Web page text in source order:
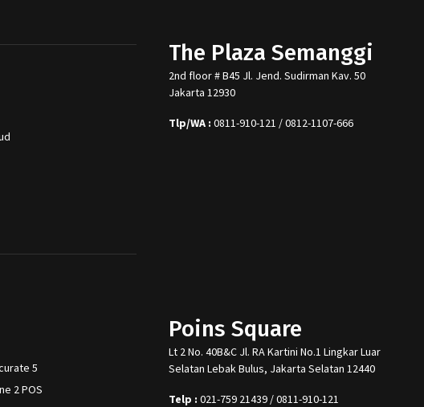
5
2 POS
The Plaza Semanggi
2nd floor # B45 Jl. Jend. Sudirman Kav. 50
Jakarta 12930
Tlp/WA : 0811-910-121 / 0812-1107-666
Poins Square
Lt 2 No. 40B&C Jl. RA Kartini No.1 Lingkar Luar
Selatan Lebak Bulus, Jakarta Selatan 12440
Telp : 021-759 21439 / 0811-910-121